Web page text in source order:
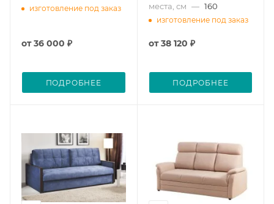
изготовление под заказ
от36 000 ₽
ПОДРОБНЕЕ
места, см — 160
изготовление под заказ
от38 120 ₽
ПОДРОБНЕЕ